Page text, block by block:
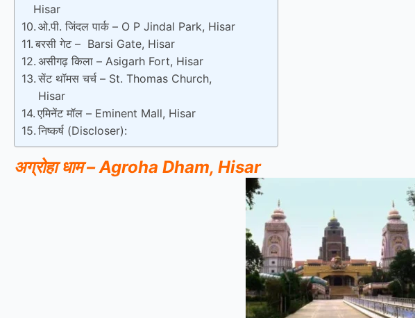
Hisar
ओ.पी. जिंदल पार्क – O P Jindal Park, Hisar
बरसी गेट – Barsi Gate, Hisar
असीगढ़ किला – Asigarh Fort, Hisar
सेंट थॉमस चर्च – St. Thomas Church,
Hisar
एमिनेंट मॉल – Eminent Mall, Hisar
निष्कर्ष (Discloser):
अग्रोहा धाम – Agroha Dham, Hisar